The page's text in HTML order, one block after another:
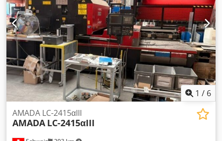
ca. B 1600 x H 1800 x T 1200 mm - Gewicht ca. 1,3 t
Crjdpfszn Rd Tox Abtjf
1 / 6
AMADA LC-2415αIII
AMADA LC-2415αIII